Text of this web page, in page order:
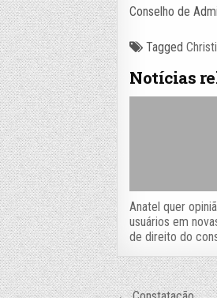
Conselho de
Tagged
Notícias
Anatel quer
usuários em
de direito do